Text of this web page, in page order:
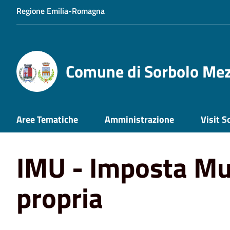
Regione Emilia-Romagna
Comune di Sorbolo
Aree Tematiche Amministrazione Visit
Home Aree Tematiche Tributi e Pagamenti IMU -
IMU - Imposta
propria